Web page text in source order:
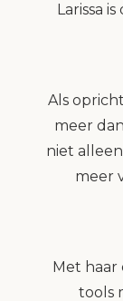
Larissa
Als
meer
niet
meer
Met
tools